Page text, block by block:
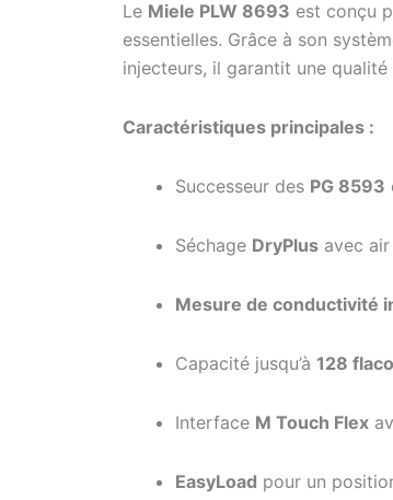
Le Miele PLW 8693 est conçu
essentielles. Grâce à son
injecteurs, il garantit une
Caractéristiques principales :
Successeur des PG 8593
Séchage DryPlus avec
Mesure de conductivité
Capacité jusqu’à 128
Interface M Touch Flex
EasyLoad pour un